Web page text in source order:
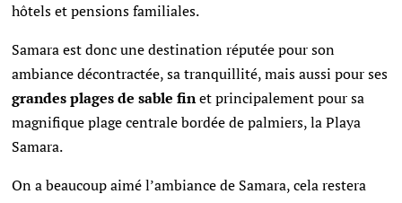
hôtels et pensions familiales.
Samara est donc une destination réputée pour son
ambiance décontractée, sa tranquillité, mais aussi pour ses
grandes plages de sable finet principalement pour sa
magnifique plage centrale bordée de palmiers, la Playa
Samara.
On a beaucoup aimé l’ambiance de Samara, cela restera